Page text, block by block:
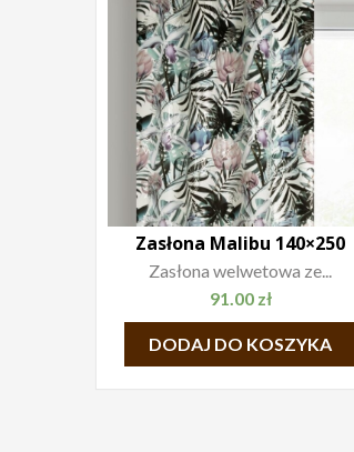
Zasłona Malibu 140×250
Zasłona welwetowa ze...
91.00 zł
DODAJ DO KOSZYKA